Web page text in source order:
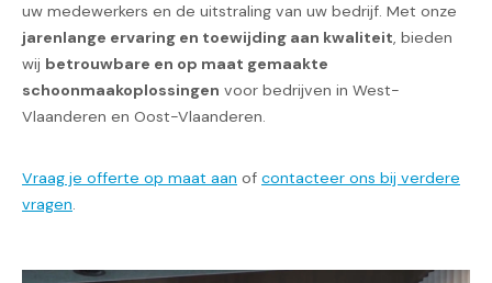
uw medewerkers en de uitstraling van uw bedrijf. Met onze
jarenlange ervaring en toewijding aan kwaliteit, bieden
wij betrouwbare en op maat gemaakte
schoonmaakoplossingen voor bedrijven in West-
Vlaanderen en Oost-Vlaanderen.
Vraag je offerte op maat aan of contacteer ons bij verdere
vragen.